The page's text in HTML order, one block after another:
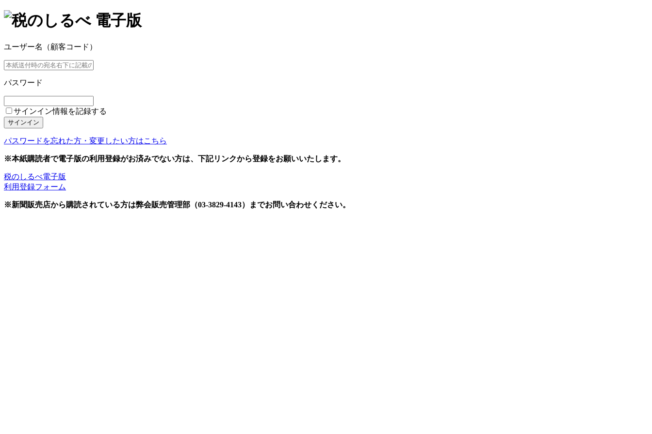
ユーザー名（顧客コード）
パスワード
サインイン情報を記録する
サインイン
パスワードを忘れた方・変更したい方はこちら
※本紙購読者で電子版の利用登録がお済みでない方は、下記リンクから登録をお願いいたします。
税のしるべ電子版
利用登録フォーム
※新聞販売店から購読されている方は弊会販売管理部（03-3829-4143）までお問い合わせください。